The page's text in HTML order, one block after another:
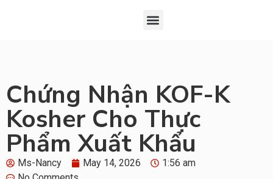
Chứng Nhận KOF-K
Kosher Cho Thực
Phẩm Xuất Khẩu
Ms-Nancy May 14, 2026
1:56 am